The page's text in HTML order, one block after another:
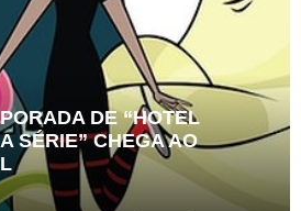
DE “HOTEL
SÉRIE” CHEGA AO